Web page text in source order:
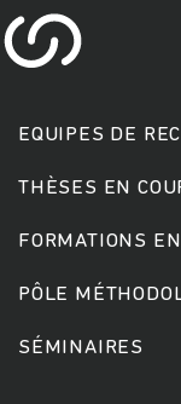
EQUIPES DE
THÈSES EN
FORMATIONS
PÔLE
SÉMINAIRES